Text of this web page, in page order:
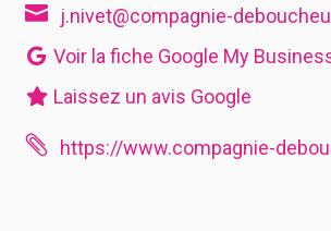

j.nivet@compagnie-
Voir la fiche Google My
Laissez un avis Google
 https://www.compagnie-